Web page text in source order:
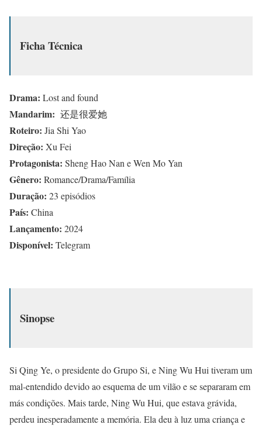
Ficha Técnica
Drama: Lost and found
Mandarim: 还是很爱她
Roteiro: Jia Shi Yao
Direção: Xu Fei
Protagonista: Sheng Hao Nan e Wen Mo Yan
Gênero: Romance/Drama/Família
Duração: 23 episódios
País: China
Lançamento: 2024
Disponível: Telegram
Sinopse
Si Qing Ye, o presidente do Grupo Si, e Ning Wu Hui tiveram um
mal-entendido devido ao esquema de um vilão e se separaram em
más condições. Mais tarde, Ning Wu Hui, que estava grávida,
perdeu inesperadamente a memória. Ela deu à luz uma criança e